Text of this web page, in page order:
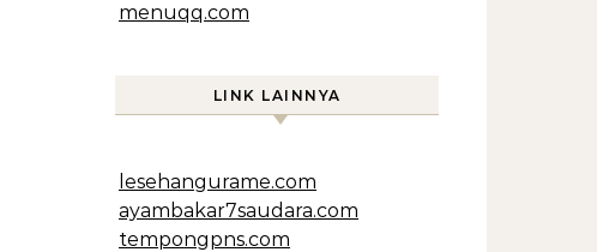
menuqq.com
LINK LAINNYA
lesehangurame.com
ayambakar7saudara.com
tempongpns.com